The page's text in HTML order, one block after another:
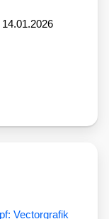
14.01.2026